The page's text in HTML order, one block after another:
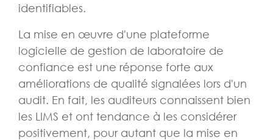
identifiables.
La mise en œuvre d'une plateforme
logicielle de gestion de laboratoire de
confiance est une réponse forte aux
améliorations de qualité signalées lors d'un
audit. En fait, les auditeurs connaissent bien
les LIMS et ont tendance à les considérer
positivement, pour autant que la mise en